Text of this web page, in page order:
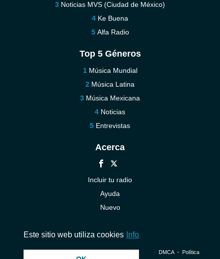
Noticias MVS (Ciudad de México)
Ke Buena
Alfa Radio
Top 5 Géneros
Música Mundial
Música Latina
Música Mexicana
Noticias
Entrevistas
Acerca
Incluir tu radio
Ayuda
Nuevo
© 2026 InstantAudio. Reservados todos los derechos. ・ DMCA・ Política
Este sitio web utiliza cookies Info